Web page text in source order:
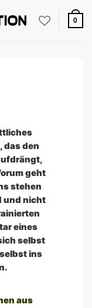
0
das den
geht
stehen
und nicht
eines
selbst
ins
aus